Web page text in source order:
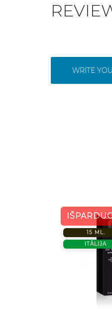
WRITE
15 ML.
ITĀLIJA